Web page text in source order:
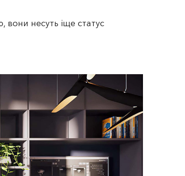
вони несуть іще статус